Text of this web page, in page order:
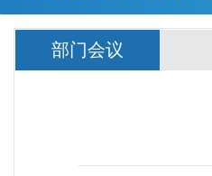
部门会议